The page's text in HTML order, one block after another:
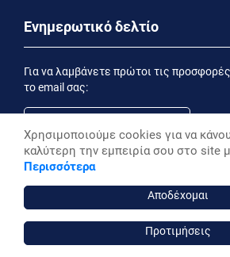
Ενημερωτικό δελτίο
Για να λαμβάνετε πρώτοι τις
το email σας:
Εγγραφή
Έχοντας ενημερωθεί από την
επιθυμώ να λαμβάνω ενημερωτικά
Powered by Stonewave
Χρησιμοποιούμε cookies για να
καλύτερη την εμπειρία σου στο site
Περισσότερα
Αποδέχομαι
Προτιμήσεις